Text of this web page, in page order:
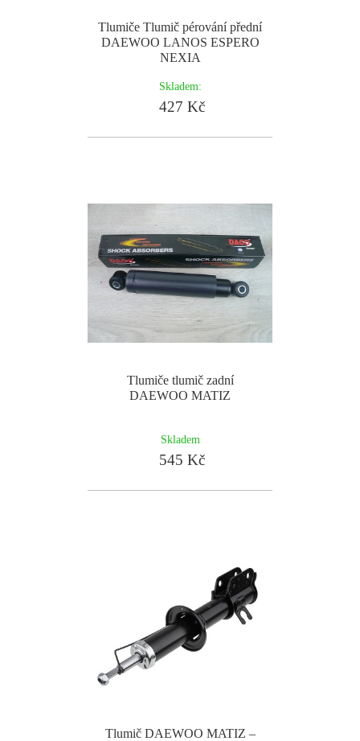
Tlumiče Tlumič pérování přední
DAEWOO LANOS ESPERO
NEXIA
Skladem:
427 Kč
Tlumiče tlumič zadní
DAEWOO MATIZ
Skladem
545 Kč
Tlumič DAEWOO MATIZ –